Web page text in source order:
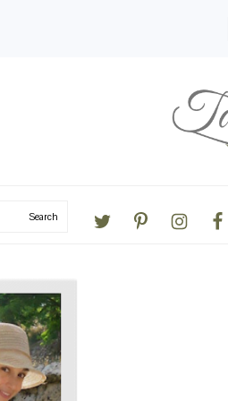
NAVIGATION
MENU:
Search